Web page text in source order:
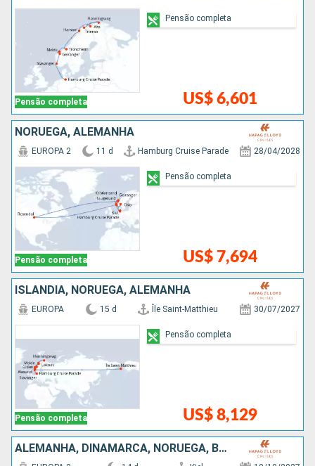
Pensão completa US$ 6,601
Pensão completa
NORUEGA, ALEMANHA
Pensão completa
EUROPA 2 11 d Hamburg Cruise Parade 28/04/2028
US$ 7,694
Pensão completa
ISLÂNDIA, NORUEGA, ALEMANHA
Pensão completa
EUROPA 15 d Île Saint-Matthieu 30/07/2027
US$ 8,129
Pensão completa
ALEMANHA, DINAMARCA, NORUEGA, BÉLGICA